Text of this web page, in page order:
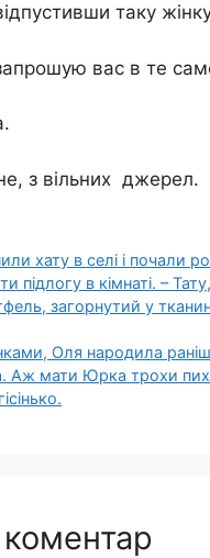
таку
вас в те
з вільних джерел.
хату в селі і почали
підлогу в кімнаті. –
загорнутий у
Оля народила
Аж мати Юрка трохи